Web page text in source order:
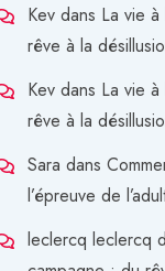
Kev dans La vie
rêve à la
Kev dans La vie
rêve à la
Sara dans
l’épreuve de
leclercq leclercq